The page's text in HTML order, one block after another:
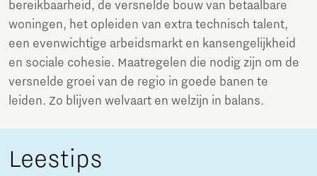
bereikbaarheid, de versnelde bouw van betaalbare
woningen, het opleiden van extra technisch talent,
een evenwichtige arbeidsmarkt en kansengelijkheid
en sociale cohesie. Maatregelen die nodig zijn om de
versnelde groei van de regio in goede banen te
leiden. Zo blijven welvaart en welzijn in balans.
Leestips